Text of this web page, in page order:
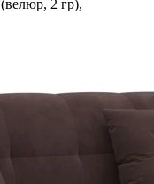
(велюр, 2 гр),